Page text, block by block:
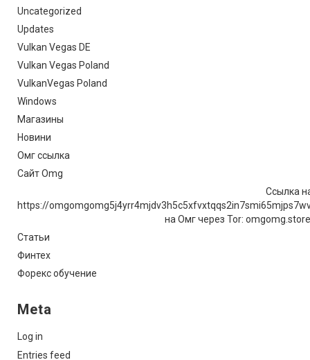
Uncategorized
Updates
Vulkan Vegas DE
Vulkan Vegas Poland
VulkanVegas Poland
Windows
Магазины
Новини
Омг ссылка
Сайт Omg
Ссылка
https://
на Омг через Tor:
Статьи
Финтех
Форекс обучение
Meta
Log in
Entries feed